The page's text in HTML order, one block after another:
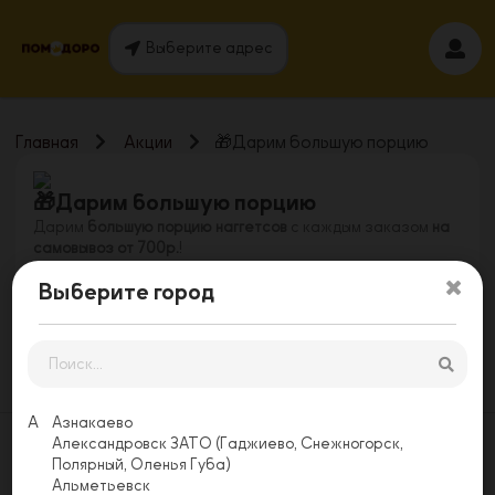
Выберите адрес
Главная Акции 🎁Дарим большую порцию
🎁Дарим большую порцию
подарок предоставляется
зарегистрированным
пользователям
Выберите город
А
Азнакаево
Александровск ЗАТО (Гаджиево, Снежногорск,
Полярный, Оленья Губа)
Альметьевск